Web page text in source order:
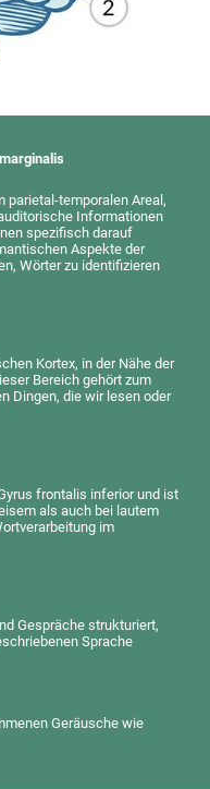
parietal-temporalen Areal,
Informationen
spezifisch darauf
Aspekte der
Wörter zu identifizieren
Kortex, in der Nähe der
Bereich gehört zum
Dingen, die wir lesen oder
frontalis inferior und ist
als auch bei lautem
im
Gespräche strukturiert,
Sprache
Geräusche wie